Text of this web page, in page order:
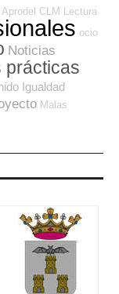
Aprodel CLM Lectura
ocio
Noticias
prácticas
Igualdad
Malas